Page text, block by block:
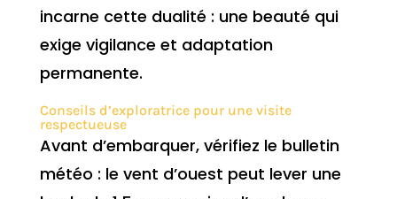
incarne cette dualité : une beauté qui
exige vigilance et adaptation
permanente.
Conseils d’exploratrice pour une visite
respectueuse
Avant d’embarquer, vérifiez le bulletin
météo : le vent d’ouest peut lever une